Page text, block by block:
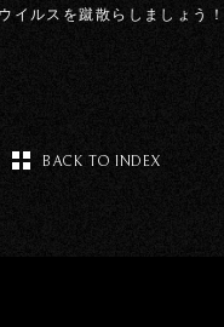
イルスを蹴散らしましょう！
BACK TO INDEX